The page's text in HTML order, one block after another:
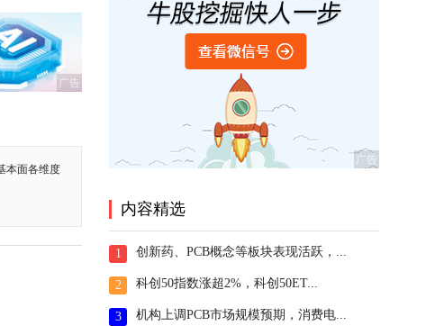
广告
本面各维度
内容精选
1 创新药、PCB概念等板块表现活跃，...
2 科创50指数涨超2%，科创50ET...
3 机构上调PCB市场规模预期，消费电...